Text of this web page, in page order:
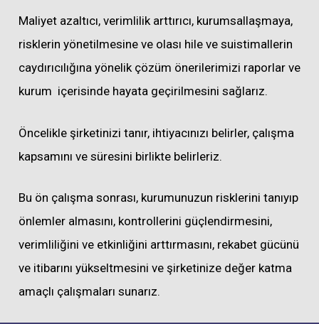
Maliyet azaltıcı, verimlilik arttırıcı, kurumsallaşmaya,
risklerin yönetilmesine ve olası hile ve suistimallerin
caydırıcılığına yönelik çözüm önerilerimizi raporlar ve
kurum içerisinde hayata geçirilmesini sağlarız.
Öncelikle şirketinizi tanır, ihtiyacınızı belirler, çalışma
kapsamını ve süresini birlikte belirleriz.
Bu ön çalışma sonrası, kurumunuzun risklerini tanıyıp
önlemler almasını, kontrollerini güçlendirmesini,
verimliliğini ve etkinliğini arttırmasını, rekabet gücünü
ve itibarını yükseltmesini ve şirketinize değer katma
amaçlı çalışmaları sunarız.